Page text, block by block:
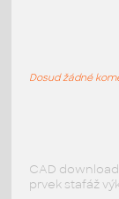
Dosud žádné
CAD
prvek stafáž